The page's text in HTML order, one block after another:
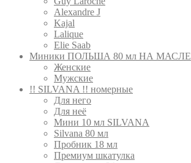
Alexandre J
Kajal
Lalique
Elie Saab
Миники ПОЛЬША 80 мл НА МАСЛЕ
Женские
Мужские
!! SILVANA !! номерные
Для него
Для неё
Мини 10 мл SILVANA
Silvana 80 мл
Пробник 18 мл
Премиум шкатулка